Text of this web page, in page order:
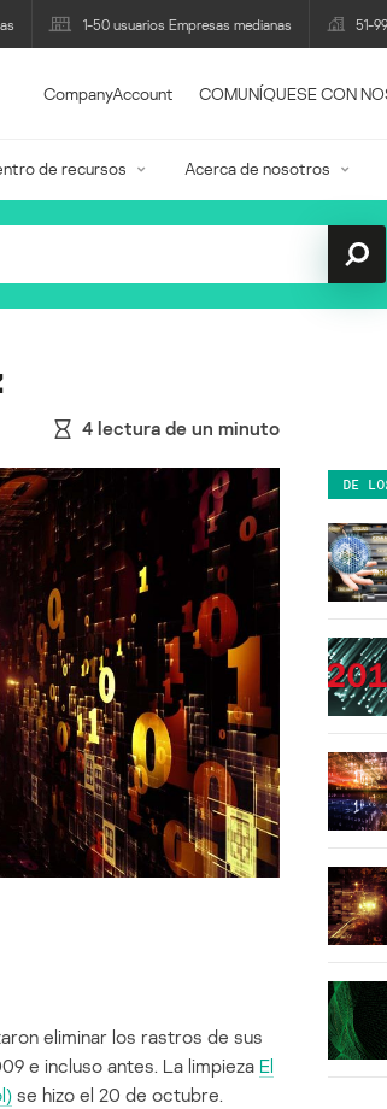
1-50 usuarios Empresas medianas 51-
CompanyAccount COMUNÍQUESE CON
de recursos Acerca de nosotros
4 lectura de un minuto
eliminar los rastros de sus
e incluso antes. La limpieza El
se hizo el 20 de octubre.
DE